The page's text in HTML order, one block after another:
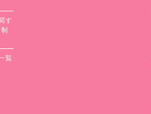
す
覧